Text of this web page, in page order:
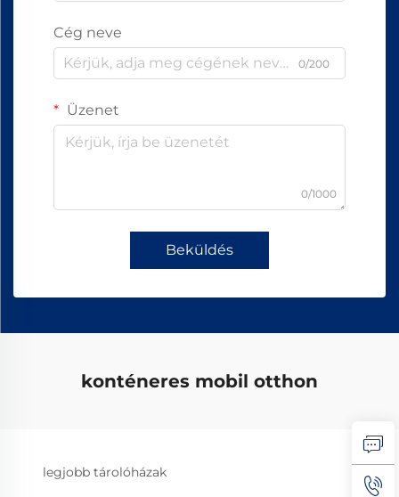
Cég neve
0/200
Üzenet
0/1000
Beküldés
konténeres mobil otthon
legjobb tárolóházak